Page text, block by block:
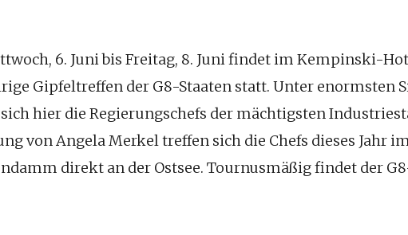
6. Juni bis Freitag, 8. Juni findet im Kempinski-
Gipfeltreffen der G8-Staaten statt. Unter enormsten
hier die Regierungschefs der mächtigsten
von Angela Merkel treffen sich die Chefs dieses Jahr
direkt an der Ostsee. Tournusmäßig findet der